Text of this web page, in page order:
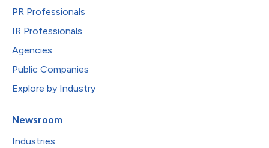
PR Professionals
IR Professionals
Agencies
Public Companies
Explore by Industry
Newsroom
Industries